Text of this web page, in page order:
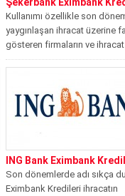
Kullanımı özellikle son
yaygınlaşan ihracat üzerine
gösteren firmaların ve
ilgili olan...
ING Bank Eximbank
Son dönemlerde adı sıkça
Eximbank Kredileri ihracatın